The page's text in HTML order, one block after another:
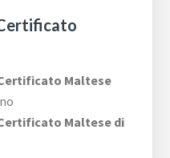
Maltese
Maltese di